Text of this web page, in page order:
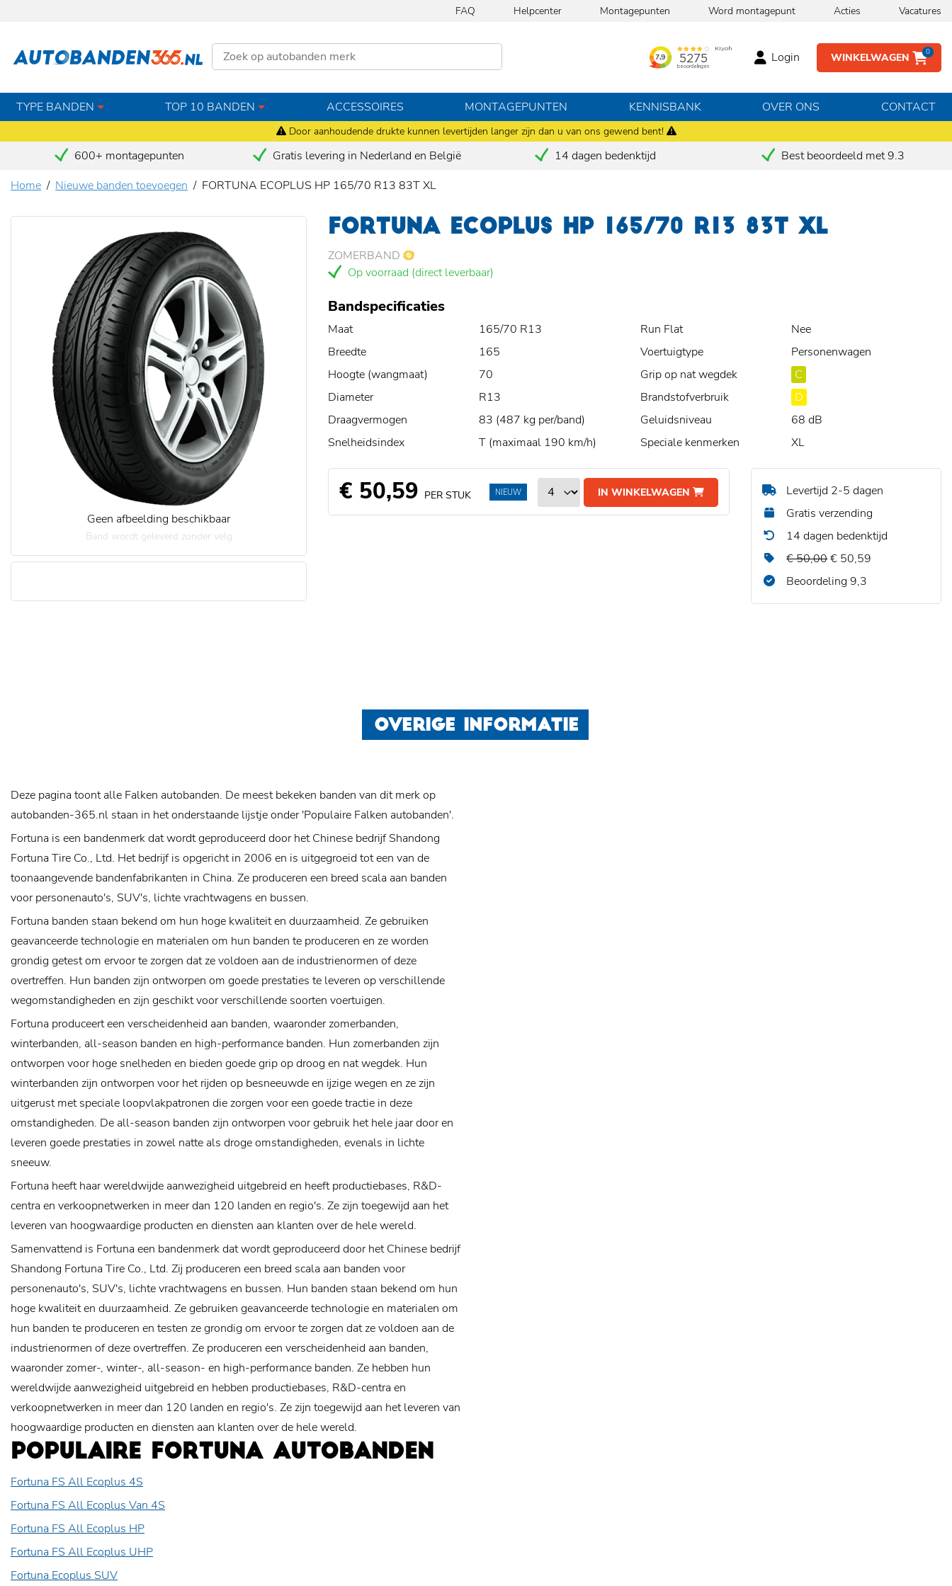
Door aanhoudende drukte kunnen levertijden langer zijn dan u van ons gewend bent!
FAQ Helpcenter Montagepunten Word montagepunt Acties Vacatures
WINKELWAGEN 0
Login
TYPE BANDEN TOP 10 BANDEN ACCESSOIRES MONTAGEPUNTEN KENNISBANK OVER ONS CONTACT
600+ montagepunten Gratis levering in Nederland en België 14 dagen bedenktijd
Best beoordeeld met 9.3
Home
Nieuwe banden toevoegen FORTUNA ECOPLUS HP 165/70 R13 83T XL
Geen afbeelding beschikbaar
Band wordt geleverd zonder velg
FORTUNA ECOPLUS HP 165/70 R13 83T XL
ZOMERBAND
Op voorraad (direct leverbaar)
Bandspecificaties
Maat
165/70 R13
Breedte
165
Hoogte (wangmaat)
70
Diameter
R13
Draagvermogen
83 (487 kg per/band)
Snelheidsindex
T (maximaal 190 km/h)
Run Flat
Nee
Voertuigtype
Personenwagen
Grip op nat wegdek
C
Brandstofverbruik
D
Geluidsniveau
68 dB
Speciale kenmerken
XL
€ 50,59 PER STUK IN WINKELWAGEN
NIEUW
Levertijd 2-5 dagen
Gratis verzending
14 dagen bedenktijd
€ 50,00€ 50,59
Beoordeling 9,3
OVERIGE INFORMATIE
Deze pagina toont alle Falken autobanden. De meest bekeken banden van dit merk op
autobanden-365.nl staan in het onderstaande lijstje onder 'Populaire Falken autobanden'.
Fortuna is een bandenmerk dat wordt geproduceerd door het Chinese bedrijf Shandong
Fortuna Tire Co., Ltd. Het bedrijf is opgericht in 2006 en is uitgegroeid tot een van de
toonaangevende bandenfabrikanten in China. Ze produceren een breed scala aan banden
voor personenauto's, SUV's, lichte vrachtwagens en bussen.
Fortuna banden staan ​​bekend om hun hoge kwaliteit en duurzaamheid. Ze gebruiken
geavanceerde technologie en materialen om hun banden te produceren en ze worden
grondig getest om ervoor te zorgen dat ze voldoen aan de industrienormen of deze
overtreffen. Hun banden zijn ontworpen om goede prestaties te leveren op verschillende
wegomstandigheden en zijn geschikt voor verschillende soorten voertuigen.
Fortuna produceert een verscheidenheid aan banden, waaronder zomerbanden,
winterbanden, all-season banden en high-performance banden. Hun zomerbanden zijn
ontworpen voor hoge snelheden en bieden goede grip op droog en nat wegdek. Hun
winterbanden zijn ontworpen voor het rijden op besneeuwde en ijzige wegen en ze zijn
uitgerust met speciale loopvlakpatronen die zorgen voor een goede tractie in deze
omstandigheden. De all-season banden zijn ontworpen voor gebruik het hele jaar door en
leveren goede prestaties in zowel natte als droge omstandigheden, evenals in lichte
sneeuw.
Fortuna heeft haar wereldwijde aanwezigheid uitgebreid en heeft productiebases, R&D-
centra en verkoopnetwerken in meer dan 120 landen en regio's. Ze zijn toegewijd aan het
leveren van hoogwaardige producten en diensten aan klanten over de hele wereld.
Samenvattend is Fortuna een bandenmerk dat wordt geproduceerd door het Chinese bedrijf
Shandong Fortuna Tire Co., Ltd. Zij produceren een breed scala aan banden voor
personenauto's, SUV's, lichte vrachtwagens en bussen. Hun banden staan ​​bekend om hun
hoge kwaliteit en duurzaamheid. Ze gebruiken geavanceerde technologie en materialen om
hun banden te produceren en testen ze grondig om ervoor te zorgen dat ze voldoen aan de
industrienormen of deze overtreffen. Ze produceren een verscheidenheid aan banden,
waaronder zomer-, winter-, all-season- en high-performance banden. Ze hebben hun
wereldwijde aanwezigheid uitgebreid en hebben productiebases, R&D-centra en
verkoopnetwerken in meer dan 120 landen en regio's. Ze zijn toegewijd aan het leveren van
hoogwaardige producten en diensten aan klanten over de hele wereld.
POPULAIRE FORTUNA AUTOBANDEN
Fortuna FS All Ecoplus 4S
Fortuna FS All Ecoplus Van 4S
Fortuna FS All Ecoplus HP
Fortuna FS All Ecoplus UHP
Fortuna Ecoplus SUV